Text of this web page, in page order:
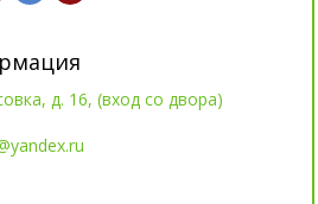
д. 16, (вход со двора)